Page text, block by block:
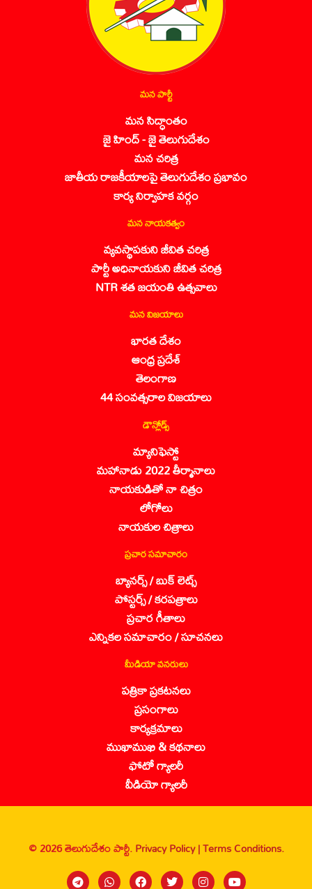
మన పార్టీ
మన సిద్ధాంతం
జై హింద్ - జై తెలుగుదేశం
మన చరిత్ర
జాతీయ రాజకీయాలపై తెలుగుదేశం ప్రభావం
కార్య నిర్వాహక వర్గం
మన నాయకత్వం
వ్యవస్థాపకుని జీవిత చరిత్ర
పార్టీ అధినాయకుని జీవిత చరిత్ర
NTR శత జయంతి ఉత్సవాలు
మన విజయాలు
భారత దేశం
ఆంధ్ర ప్రదేశ్
తెలంగాణ
44 సంవత్సరాల విజయాలు
డౌన్లోడ్స్
మ్యానిఫెస్టో
మహానాడు 2022 తీర్మానాలు
నాయకుడితో నా చిత్రం
లోగోలు
నాయకుల చిత్రాలు
ప్రచార సమాచారం
బ్యానర్స్ / బుక్ లెట్స్
పోస్టర్స్ / కరపత్రాలు
ప్రచార గీతాలు
ఎన్నికల సమాచారం / సూచనలు
మీడియా వనరులు
పత్రికా ప్రకటనలు
ప్రసంగాలు
కార్యక్రమాలు
ముఖాముఖి & కథనాలు
ఫోటో గ్యాలరీ
వీడియో గ్యాలరీ
© 2026 తెలుగుదేశం పార్టీ.Privacy Policy |Terms Conditions.